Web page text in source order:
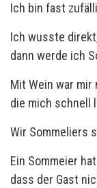
Ich bin fast
Ich wusste
dann werde ich
Mit Wein war mir
die mich schnell
Wir Sommeliers
Ein Sommeier
dass der Gast